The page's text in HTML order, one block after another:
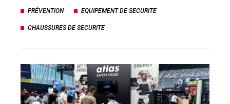
PRÉVENTION EQUIPEMENT DE SECURITE
CHAUSSURES DE SECURITE